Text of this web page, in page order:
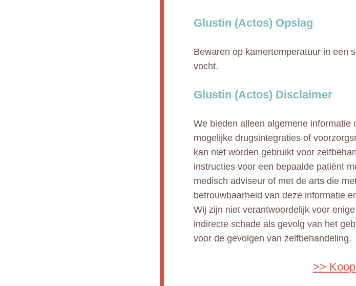
Glustin (Actos) Opslag
Bewaren op kamertemperatuur in een
vocht.
Glustin (Actos) Disclaimer
We bieden alleen algemene
mogelijke drugsintegraties of
kan niet worden gebruikt voor
instructies voor een bepaalde patiënt
medisch adviseur of met de arts die
betrouwbaarheid van deze informatie
Wij zijn niet verantwoordelijk voor
indirecte schade als gevolg van het
voor de gevolgen van zelfbehandeling.
>>